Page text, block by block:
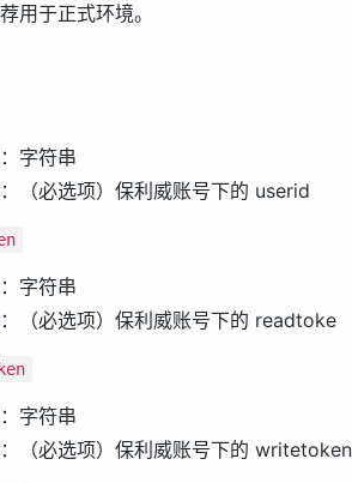
用于正式环境。
字符串
（必选项）保利威账号下的 userid
字符串
（必选项）保利威账号下的 readtoke
字符串
（必选项）保利威账号下的 writetoken